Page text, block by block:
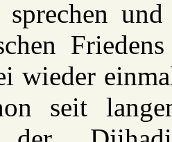
sprechen
wieder
seit